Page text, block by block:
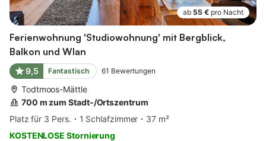
ab 55 € pro Nacht
Ferienwohnung 'Studiowohnung' mit Bergblick,
Balkon und Wlan
9,5 Fantastisch 61 Bewertungen
Todtmoos-Mättle
700 m zum Stadt-/Ortszentrum
Platz für 3 Pers.
1 Schlafzimmer
37 m²
KOSTENLOSE Stornierung